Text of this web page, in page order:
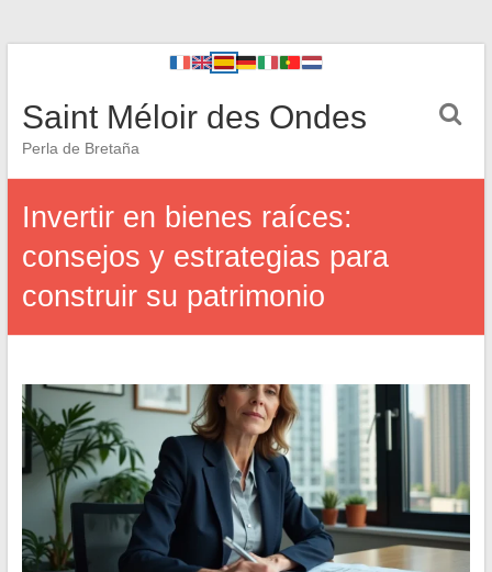
Saint Méloir des Ondes
Perla de Bretaña
Invertir en bienes raíces:
consejos y estrategias para
construir su patrimonio